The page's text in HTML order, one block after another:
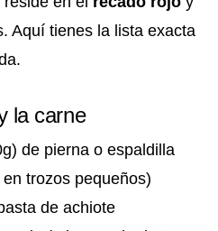
Aquí tienes la lista exacta
la carne
de pierna o espaldilla
trozos pequeños)
de achiote